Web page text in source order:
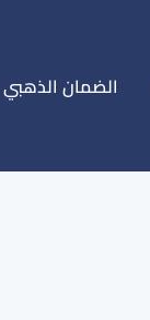
الضمان الذهبي